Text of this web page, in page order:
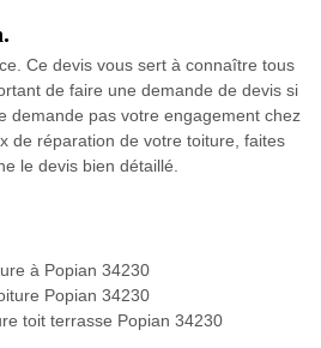
Ce devis vous sert à connaître tous
de faire une demande de devis si
demande pas votre engagement chez
de réparation de votre toiture, faites
le devis bien détaillé.
à Popian 34230
Popian 34230
toit terrasse Popian 34230